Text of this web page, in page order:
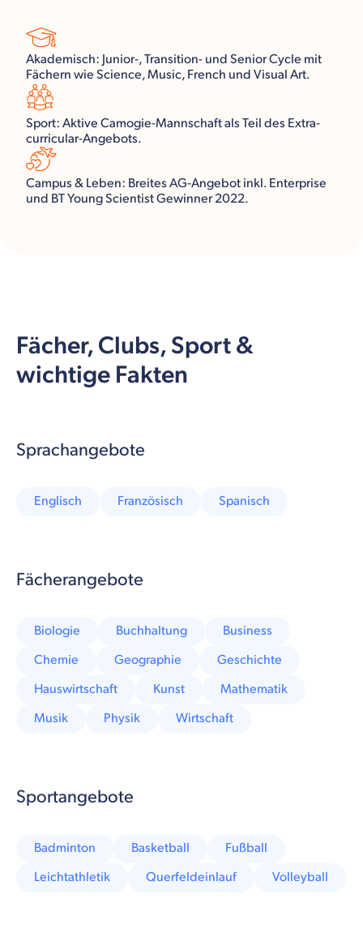
Akademisch: Junior-, Transition- und Senior Cycle mit
Fächern wie Science, Music, French und Visual Art.
Sport: Aktive Camogie-Mannschaft als Teil des Extra-
curricular-Angebots.
Campus & Leben: Breites AG-Angebot inkl. Enterprise
und BT Young Scientist Gewinner 2022.
Fächer, Clubs, Sport &
wichtige Fakten
Sprachangebote
Englisch Französisch Spanisch
Fächerangebote
Biologie Buchhaltung
Business
Chemie
Geographie
Geschichte
Hauswirtschaft
Kunst
Mathematik
Musik
Physik Wirtschaft
Sportangebote
Badminton Basketball
Fußball
Leichtathletik
Querfeldeinlauf Volleyball